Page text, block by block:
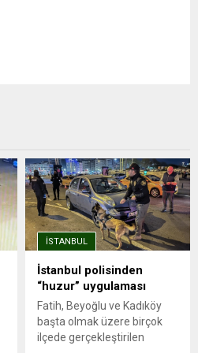
İSTANBUL
İstanbul polisinden
“huzur” uygulaması
Fatih, Beyoğlu ve Kadıköy
başta olmak üzere birçok
ilçede gerçekleştirilen